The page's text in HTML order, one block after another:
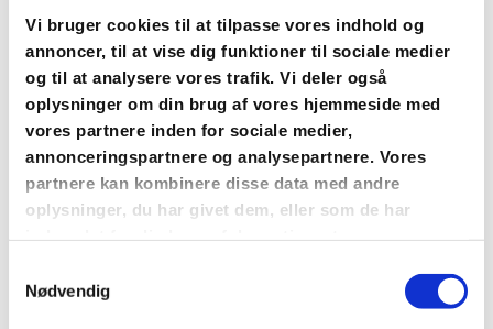
Vi bruger cookies til at tilpasse vores indhold og
annoncer, til at vise dig funktioner til sociale medier
og til at analysere vores trafik. Vi deler også
oplysninger om din brug af vores hjemmeside med
vores partnere inden for sociale medier,
annonceringspartnere og analysepartnere. Vores
partnere kan kombinere disse data med andre
oplysninger, du har givet dem, eller som de har
Nødvendig